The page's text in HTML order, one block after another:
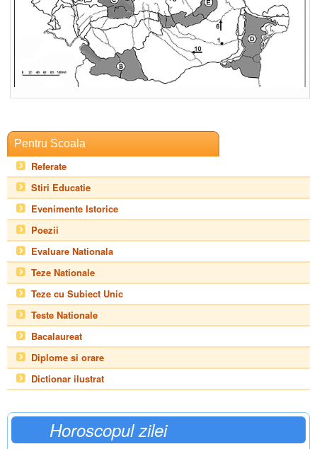
Pentru Scoala
Referate
Stiri Educatie
Evenimente Istorice
Poezii
Evaluare Nationala
Teze Nationale
Teze cu Subiect Unic
Teste Nationale
Bacalaureat
Diplome si orare
Dictionar ilustrat
Horoscopul zilei